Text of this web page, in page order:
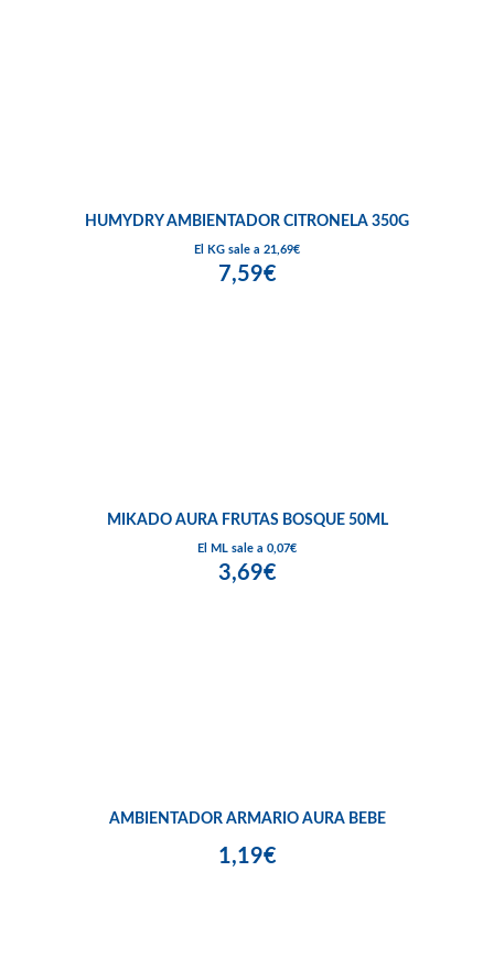
HUMYDRY AMBIENTADOR CITRONELA 350G
El KG sale a 21,69€
7,59€
MIKADO AURA FRUTAS BOSQUE 50ML
El ML sale a 0,07€
3,69€
AMBIENTADOR ARMARIO AURA BEBE
1,19€